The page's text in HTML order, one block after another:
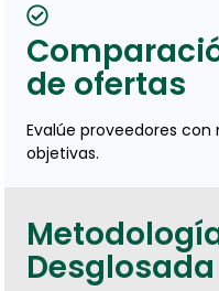
de ofertas
Evalúe proveedores
objetivas.
Desglosada